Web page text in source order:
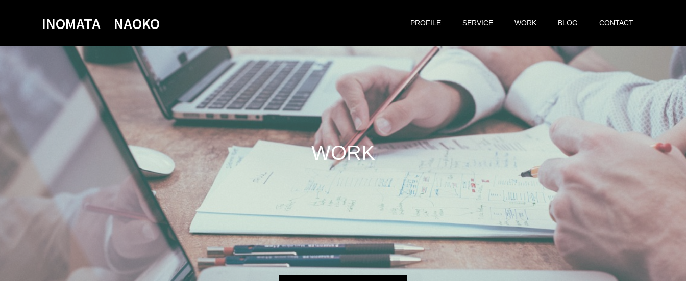
INOMATA NAOKO PROFILE SERVICE WORK BLOG CONTACT
WORK